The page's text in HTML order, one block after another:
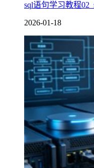
sql语句学习教程
2026-01-18